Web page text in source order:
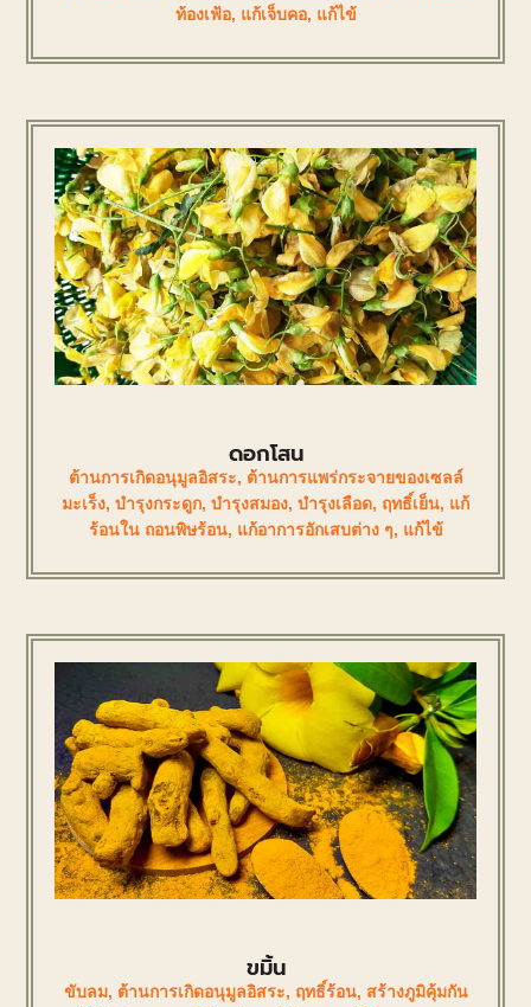
ท้องเฟ้อ, แก้เจ็บคอ, แก้ไข้
ดอกโสน
ต้านการเกิดอนุมูลอิสระ, ต้านการแพร่กระจายของเซลล์
มะเร็ง, บำรุงกระดูก, บำรุงสมอง, บำรุงเลือด, ฤทธิ์เย็น, แก้
ร้อนใน ถอนพิษร้อน, แก้อาการอักเสบต่าง ๆ, แก้ไข้
ขมิ้น
ขับลม, ต้านการเกิดอนุมูลอิสระ, ฤทธิ์ร้อน, สร้างภูมิคุ้มกัน